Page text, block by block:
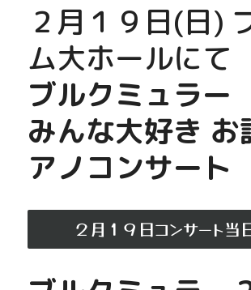
２月１９日(日)
ム大ホールにて
ブルクミュラー
みんな大好き お
アノコンサート
２月１９日コンサート当